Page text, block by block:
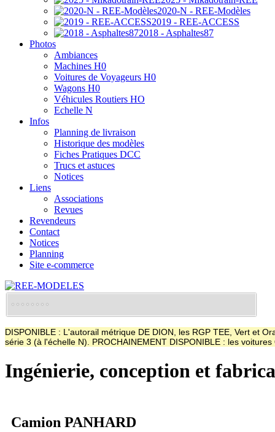
2020-N - REE-Modèles
2019 - REE-ACCESS
2018 - Asphaltes87
Photos
Ambiances
Machines H0
Voitures de Voyageurs H0
Wagons H0
Véhicules Routiers HO
Echelle N
Infos
Planning de livraison
Historique des modèles
Fiches Pratiques DCC
Trucs et astuces
Notices
Liens
Associations
Revues
Revendeurs
Contact
Notices
Planning
Site e-commerce
DISPONIBLE : L'autorail métrique DE DION, les RGP TEE, Vert et
série 3 (à l'échelle N). PROCHAINEMENT DISPONIBLE : les
Ingénierie, conception et
Camion PANHARD